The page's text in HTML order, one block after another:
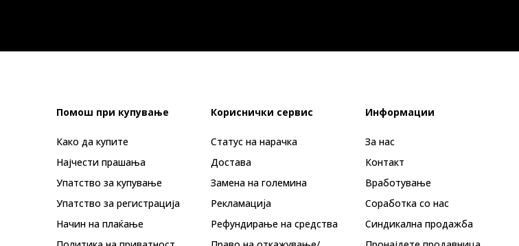
Помош при купување
Како да купите
Најчести прашања
Упатство за купување
Упатство за регистрација
Начин на плаќање
Кориснички сервис
Статус на нарачка
Достава
Замена на големина
Рекламациja
Рефундирање на средства
Информации
За нас
Контакт
Вработување
Соработка со нас
Синдикална продажба